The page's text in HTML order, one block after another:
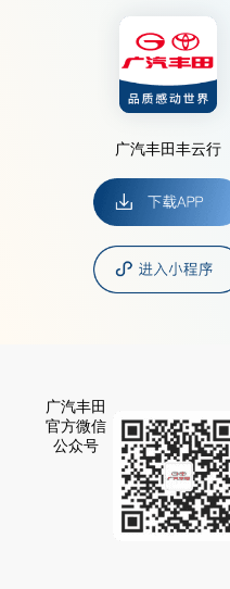
广汽丰田丰云行
广汽丰田
官方微信
公众号